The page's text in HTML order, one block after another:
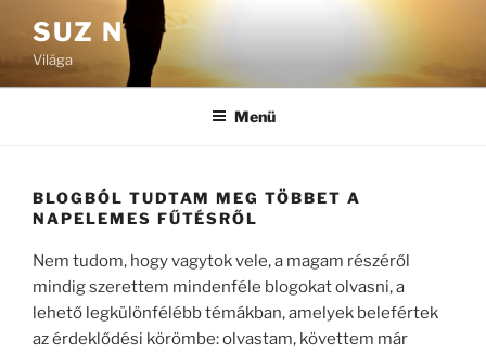
SUZ N
Világa
Menü
BLOGBÓL TUDTAM MEG TÖBBET A
NAPELEMES FŰTÉSRŐL
Nem tudom, hogy vagytok vele, a magam részéről
mindig szerettem mindenféle blogokat olvasni, a
lehető legkülönfélébb témákban, amelyek belefértek
az érdeklődési körömbe: olvastam, követtem már